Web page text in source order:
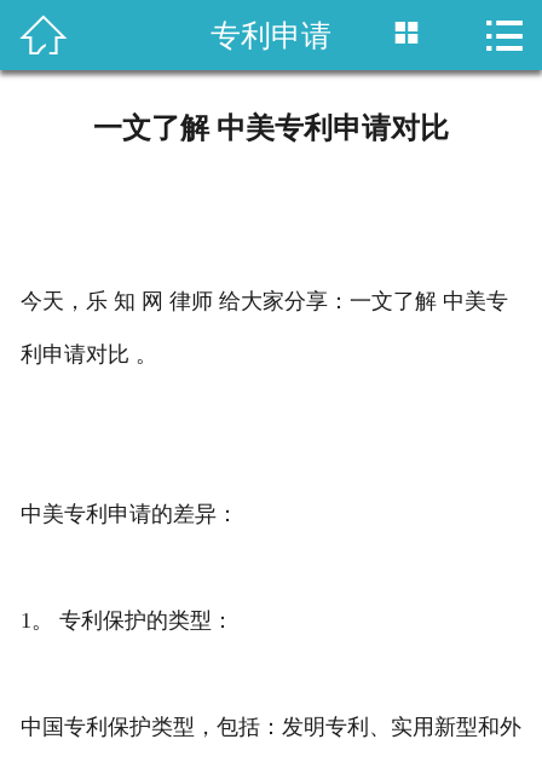
 首页
 专利申请  
一文了解 中美专利申请对比
今天，乐 知 网 律师 给大家分享：一文了解 中美专
利申请对比 。
中美专利申请的差异：
1。 专利保护的类型：
中国专利保护类型，包括：发明专利、实用新型和外